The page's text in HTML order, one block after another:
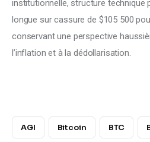
institutionnelle, structure technique
longue sur cassure de $105 500
conservant une perspective
l’inflation et à la dédollarisation.
AGI Bitcoin BTC